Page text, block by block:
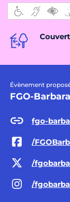
Couvert
Évènement
FGO-Barbara
fgo-
/
/
/